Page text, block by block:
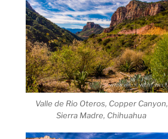
Valle de Rio Oteros, Copper Canyon,
Sierra Madre, Chihuahua